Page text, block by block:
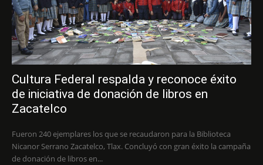
Cultura Federal respalda y reconoce éxito
de iniciativa de donación de libros en
Zacatelco
Fueron 240 ejemplares los que se recaudaron para la Biblioteca
Nicanor Serrano Zacatelco, Tlax. Concluyó con gran éxito la campaña
de donación de libros en...